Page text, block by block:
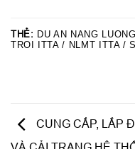
THẺ: DU AN NANG
TROI ITTA / NLMT ITTA /
CUNG CẤP, LẮP